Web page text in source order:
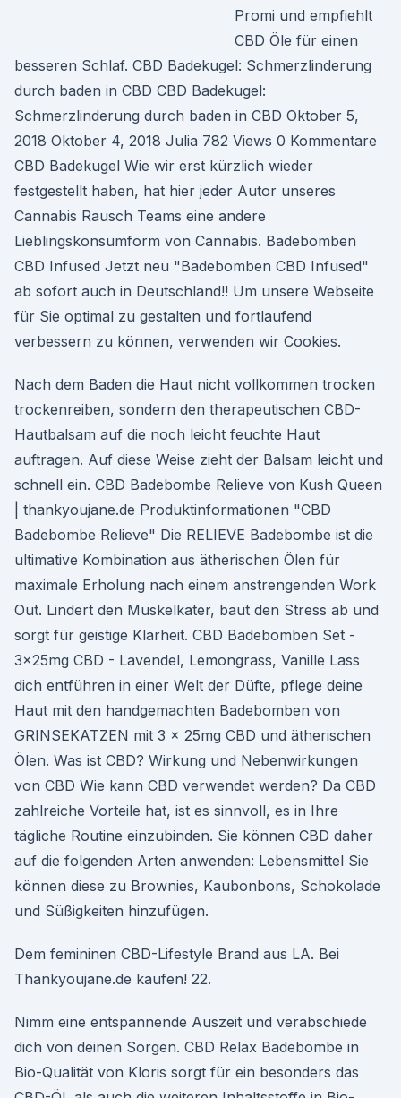
Promi und empfiehlt
CBD Öle für einen
besseren Schlaf. CBD Badekugel: Schmerzlinderung
durch baden in CBD CBD Badekugel:
Schmerzlinderung durch baden in CBD Oktober 5,
2018 Oktober 4, 2018 Julia 782 Views 0 Kommentare
CBD Badekugel Wie wir erst kürzlich wieder
festgestellt haben, hat hier jeder Autor unseres
Cannabis Rausch Teams eine andere
Lieblingskonsumform von Cannabis. Badebomben
CBD Infused Jetzt neu "Badebomben CBD Infused"
ab sofort auch in Deutschland!! Um unsere Webseite
für Sie optimal zu gestalten und fortlaufend
verbessern zu können, verwenden wir Cookies.
Nach dem Baden die Haut nicht vollkommen trocken
trockenreiben, sondern den therapeutischen CBD-
Hautbalsam auf die noch leicht feuchte Haut
auftragen. Auf diese Weise zieht der Balsam leicht und
schnell ein. CBD Badebombe Relieve von Kush Queen
| thankyoujane.de Produktinformationen "CBD
Badebombe Relieve" Die RELIEVE Badebombe ist die
ultimative Kombination aus ätherischen Ölen für
maximale Erholung nach einem anstrengenden Work
Out. Lindert den Muskelkater, baut den Stress ab und
sorgt für geistige Klarheit. CBD Badebomben Set -
3x25mg CBD - Lavendel, Lemongrass, Vanille Lass
dich entführen in einer Welt der Düfte, pflege deine
Haut mit den handgemachten Badebomben von
GRINSEKATZEN mit 3 x 25mg CBD und ätherischen
Ölen. Was ist CBD? Wirkung und Nebenwirkungen
von CBD Wie kann CBD verwendet werden? Da CBD
zahlreiche Vorteile hat, ist es sinnvoll, es in Ihre
tägliche Routine einzubinden. Sie können CBD daher
auf die folgenden Arten anwenden: Lebensmittel Sie
können diese zu Brownies, Kaubonbons, Schokolade
und Süßigkeiten hinzufügen.
Dem femininen CBD-Lifestyle Brand aus LA. Bei
Thankyoujane.de kaufen! 22.
Nimm eine entspannende Auszeit und verabschiede
dich von deinen Sorgen. CBD Relax Badebombe in
Bio-Qualität von Kloris sorgt für ein besonders das